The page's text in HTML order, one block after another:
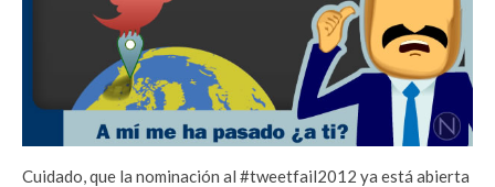
Cuidado, que la nominación al #tweetfail2012 ya está abierta